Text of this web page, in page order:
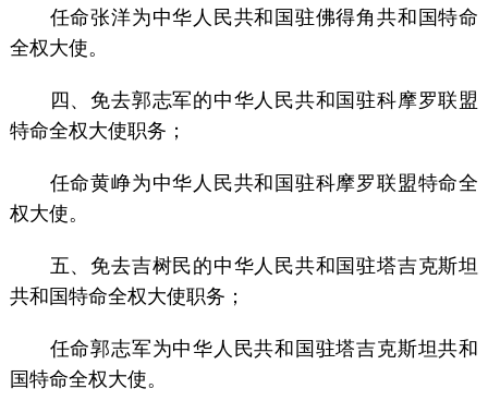
任命张洋为中华人民共和国驻佛得角共和国特命
全权大使。
四、免去郭志军的中华人民共和国驻科摩罗联盟
特命全权大使职务；
任命黄峥为中华人民共和国驻科摩罗联盟特命全
权大使。
五、免去吉树民的中华人民共和国驻塔吉克斯坦
共和国特命全权大使职务；
任命郭志军为中华人民共和国驻塔吉克斯坦共和
国特命全权大使。